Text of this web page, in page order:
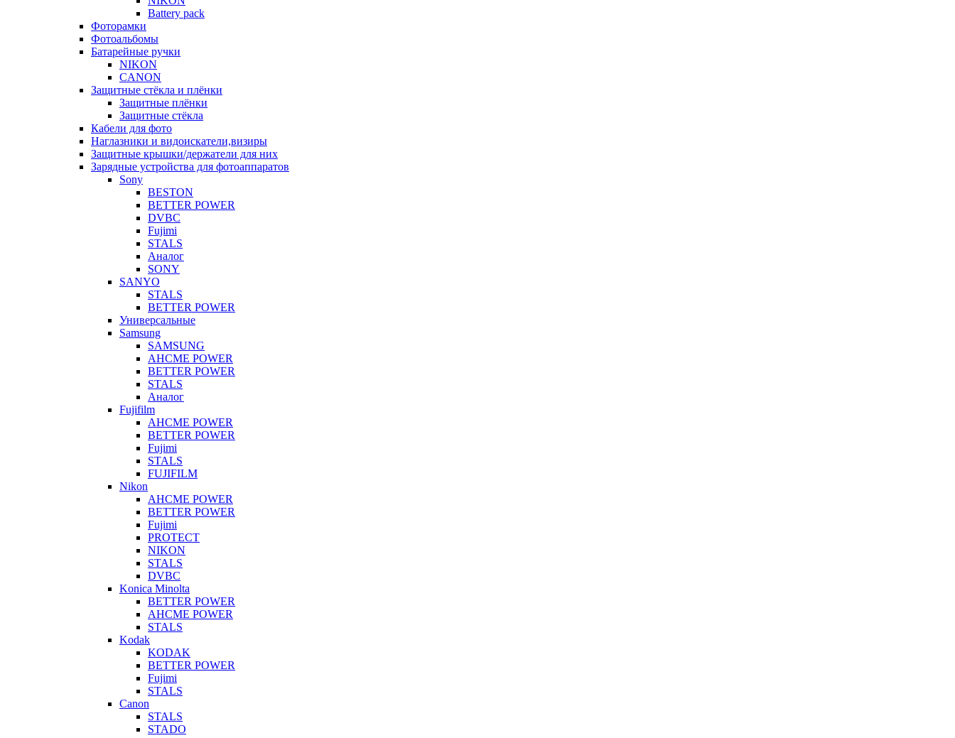
Battery pack
Фоторамки
Фотоальбомы
Батарейные ручки
NIKON
CANON
Защитные стёкла и плёнки
Защитные плёнки
Защитные стёкла
Кабели для фото
Наглазники и видоискатели,визиры
Защитные крышки/держатели для них
Зарядные устройства для фотоаппаратов
Sony
BESTON
BETTER POWER
DVBC
Fujimi
STALS
Аналог
SONY
SANYO
STALS
BETTER POWER
Универсальные
Samsung
SAMSUNG
AHCME POWER
BETTER POWER
STALS
Аналог
Fujifilm
AHCME POWER
BETTER POWER
Fujimi
STALS
FUJIFILM
Nikon
AHCME POWER
BETTER POWER
Fujimi
PROTECT
NIKON
STALS
DVBC
Konica Minolta
BETTER POWER
AHCME POWER
STALS
Kodak
KODAK
BETTER POWER
Fujimi
STALS
Canon
STALS
STADO